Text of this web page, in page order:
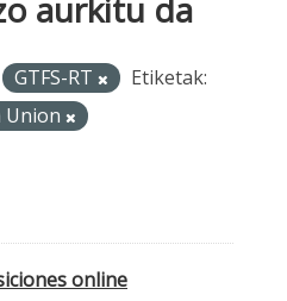
aurkitu da
GTFS-RT
Etiketak:
Union
online